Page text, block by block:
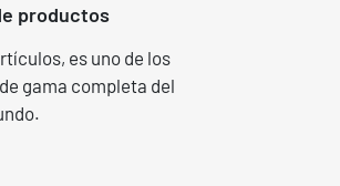
productos
es uno de los
gama completa del